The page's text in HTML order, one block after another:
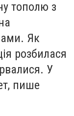
тополю з
Як
розбилася
У
пише